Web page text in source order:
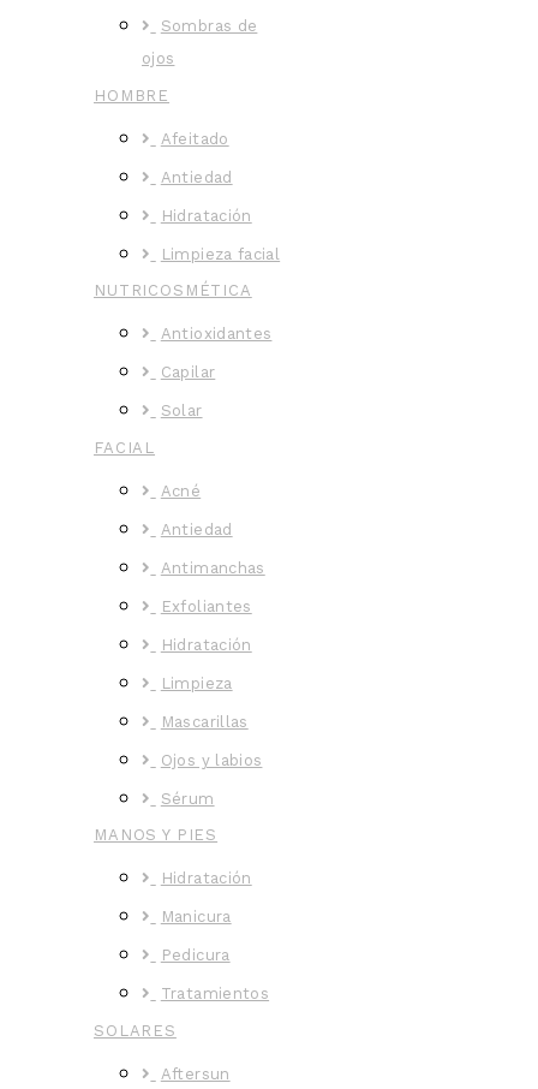
Sombras de
ojos
HOMBRE
Afeitado
Antiedad
Hidratación
Limpieza facial
NUTRICOSMÉTICA
Antioxidantes
Capilar
Solar
FACIAL
Acné
Antiedad
Antimanchas
Exfoliantes
Hidratación
Limpieza
Mascarillas
Ojos y labios
Sérum
MANOS Y PIES
Hidratación
Manicura
Pedicura
Tratamientos
SOLARES
Aftersun